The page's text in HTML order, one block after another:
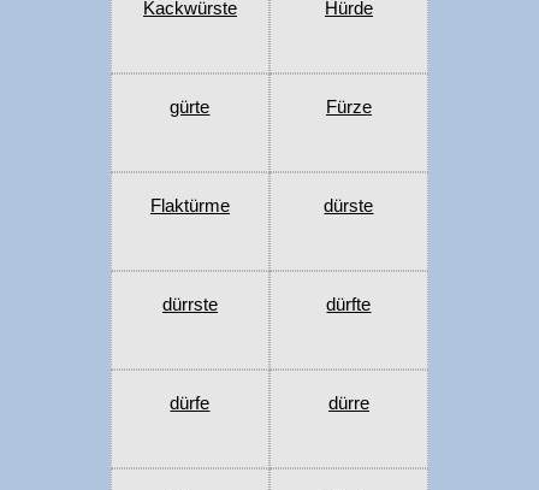
Kackwürste Hürde
gürte Fürze
Flaktürme dürste
dürrste dürfte
dürfe dürre